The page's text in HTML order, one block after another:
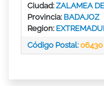
Ciudad:ZALAMEA
Provincia: BADAJOZ
Region:
Código Postal:06430